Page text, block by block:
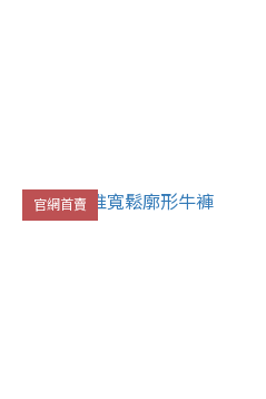
官網首賣